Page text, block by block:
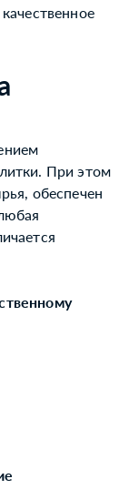
При этом
обеспечен